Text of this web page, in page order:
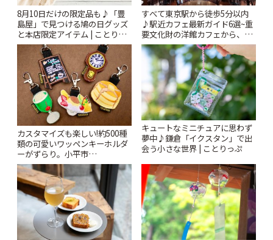
8月10日だけの限定品も♪「豊
島屋」で見つける鳩の日グッズ
と本店限定アイテム | ことりっ
ぷ
すべて東京駅から徒歩5分以内
♪駅近カフェ最新ガイド6選~重
要文化財の洋館カフェから、改
札すぐのレトロ喫茶まで~ | こと
りっぷ
カスタマイズも楽しい!約500種
類の可愛いワッペンキーホルダ
ーがずらり。小平市
「Kimamaya T&K」 | ことりっ
ぷ
キュートなミニチュアに思わず
夢中♪鎌倉「イクスタン」で出
会う小さな世界 | ことりっぷ